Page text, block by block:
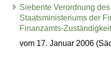
Siebente Verordnung
Staatsministeriums der
Finanzamts-
vom 17. Januar 2006